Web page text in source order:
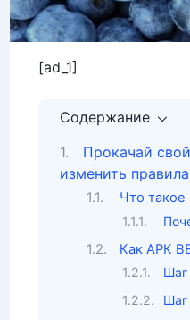
[ad_1]
Содержание
Прокачай
изменить
Что
Как АРК
Шаг
Шаг